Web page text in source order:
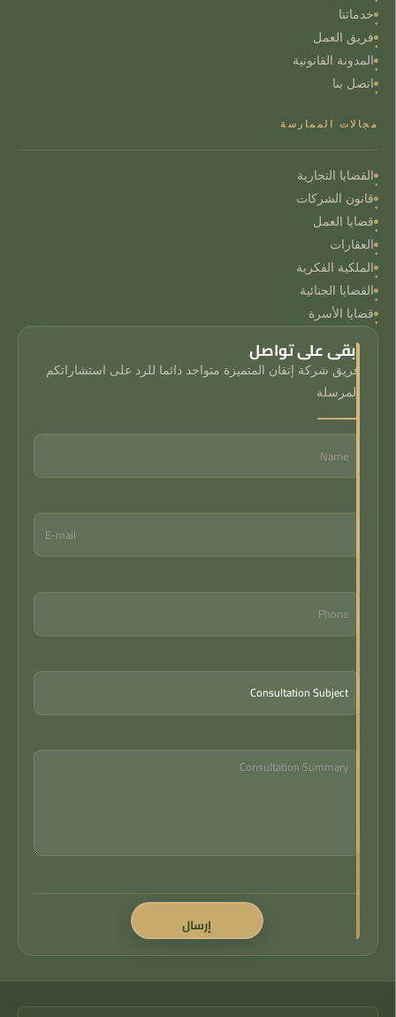
خدماتنا
فريق العمل
المدونة القانونية
اتصل بنا
مجالات الممارسة
القضايا التجارية
قانون الشركات
قضايا العمل
العقارات
الملكية الفكرية
القضايا الجنائية
قضايا الأسرة
ابقى على تواصل
فريق شركة إتقان المتميزة متواجد دائما للرد على استشاراتكم
المرسلة